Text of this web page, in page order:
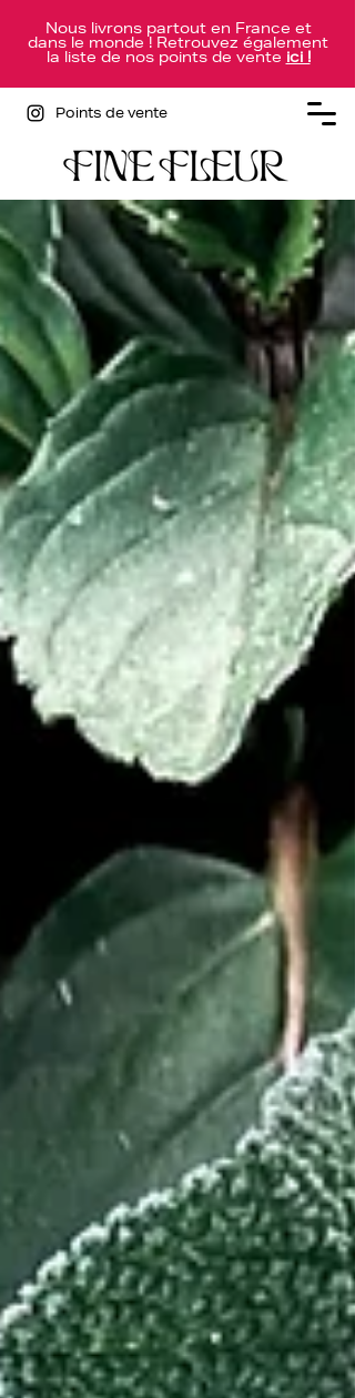
Points de vente
Nous livrons partout en France et
dans le monde ! Retrouvez également
la liste de nos points de vente ici !